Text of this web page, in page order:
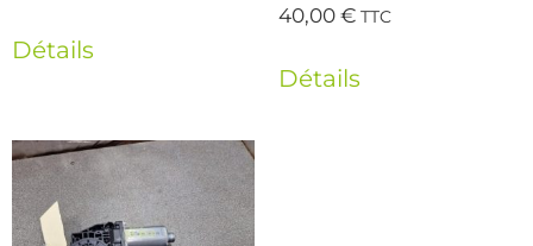
Détails
40,00€ TTC
Détails